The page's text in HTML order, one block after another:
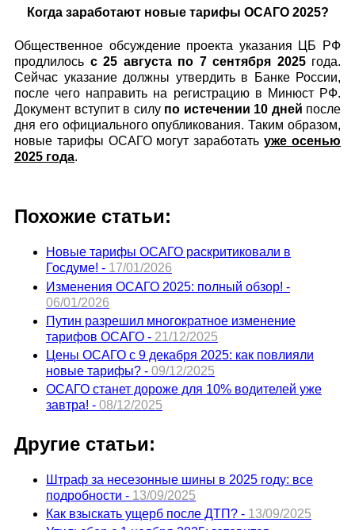
Когда заработают новые тарифы ОСАГО 2025?
Общественное обсуждение проекта указания ЦБ РФ
продлилось с 25 августа по 7 сентября 2025года.
Сейчас указание должны утвердить в Банке России,
после чего направить на регистрацию в Минюст РФ.
Документ вступит в силу по истечении 10 дней после
дня его официального опубликования. Таким образом,
новые тарифы ОСАГО могут заработатьуже осенью
2025 года.
Похожие статьи:
Новые тарифы ОСАГО раскритиковали в
Госдуме! - 17/01/2026
Изменения ОСАГО 2025: полный обзор! -
06/01/2026
Путин разрешил многократное изменение
тарифов ОСАГО - 21/12/2025
Цены ОСАГО с 9 декабря 2025: как повлияли
новые тарифы? - 09/12/2025
ОСАГО станет дороже для 10% водителей уже
завтра! - 08/12/2025
Другие статьи:
Штраф за несезонные шины в 2025 году: все
подробности - 13/09/2025
Как взыскать ущерб после ДТП? - 13/09/2025